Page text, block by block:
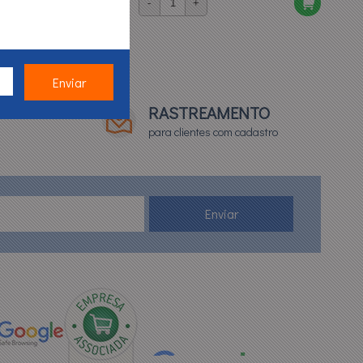
(duty cycle)
que indica por quantos minutos seguidos
e variação de tensão.
o equipamento ideal para o seu processo.Entrega
- +
RASTREAMENTO
para clientes com cadastro